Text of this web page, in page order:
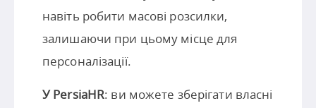
навіть робити масові розсилки,
залишаючи при цьому місце для
персоналізації.
У PersiaHR: ви можете зберігати власні